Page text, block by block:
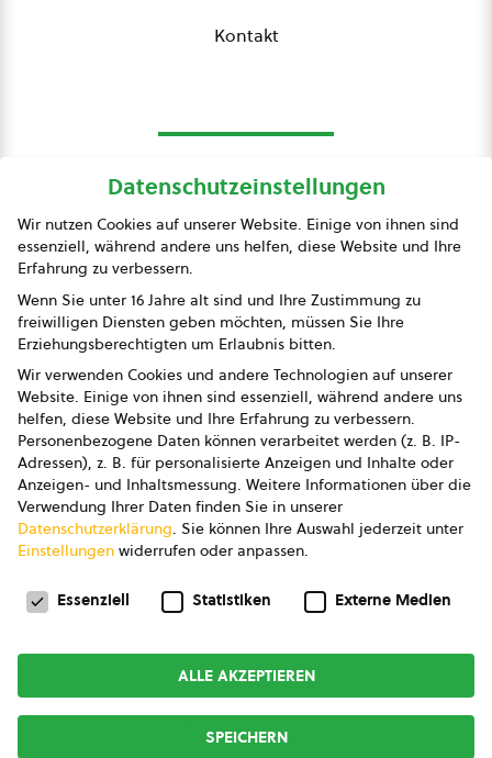
Kontakt
Presse
Impressum
Datenschutz
AGB
AGB Marketing GmbH
AGB Bildung
Newsletter
Copyright © 2026bio austria
Datenschutzeinstellungen
Wir nutzen Cookies auf unserer Website. Einige von ihnen sind
essenziell, während andere uns helfen, diese Website und Ihre
Erfahrung zu verbessern.
Wenn Sie unter 16 Jahre alt sind und Ihre Zustimmung zu
freiwilligen Diensten geben möchten, müssen Sie Ihre
Erziehungsberechtigten um Erlaubnis bitten.
Wir verwenden Cookies und andere Technologien auf unserer
Website. Einige von ihnen sind essenziell, während andere uns
helfen, diese Website und Ihre Erfahrung zu verbessern.
Personenbezogene Daten können verarbeitet werden (z. B. IP-
Adressen), z. B. für personalisierte Anzeigen und Inhalte oder
Anzeigen- und Inhaltsmessung. Weitere Informationen über die
Verwendung Ihrer Daten finden Sie in unserer
Datenschutzerklärung. Sie können Ihre Auswahl jederzeit unter
Einstellungen widerrufen oder anpassen.
Datenschutzeinstellungen
Essenziell Statistiken Externe Medien
ALLE AKZEPTIEREN
SPEICHERN